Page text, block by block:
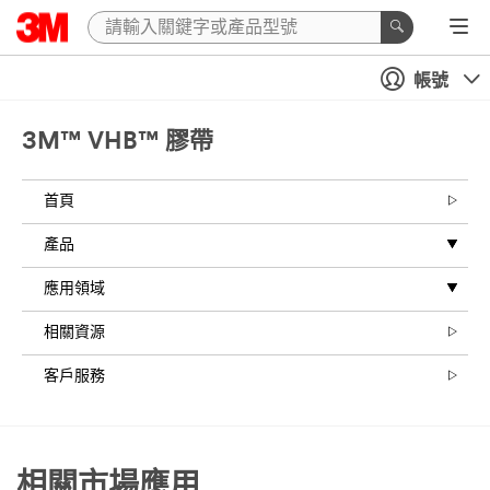
帳號
3M™ VHB™ 膠帶
首頁
產品
應用領域
相關資源
客戶服務